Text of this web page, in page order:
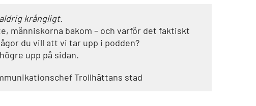
krångligt.
människorna bakom – och varför det faktiskt
du vill att vi tar upp i podden?
upp på sidan.
Trollhättans stad